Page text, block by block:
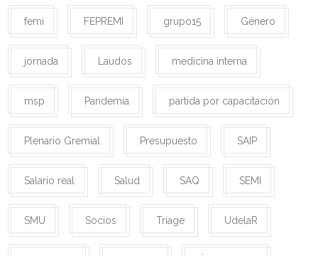
femi FEPREMI grupo15 Género
jornada Laudos medicina interna
msp Pandemia partida por capacitación
Plenario Gremial Presupuesto SAIP
Salario real Salud SAQ SEMI
SMU Socios Triage UdelaR